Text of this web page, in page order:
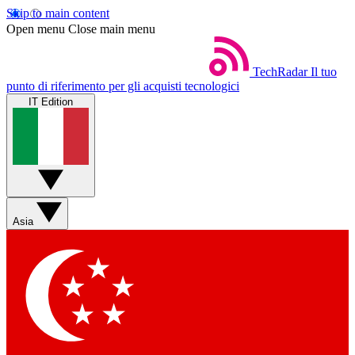
Skip to main content
Open menu Close main menu
TechRadar Il tuo
punto di riferimento per gli acquisti tecnologici
IT Edition
Asia